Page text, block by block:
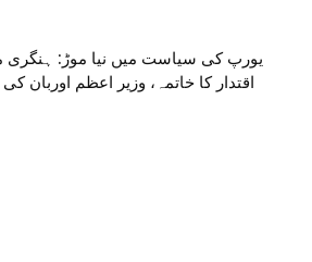
اقتدار کا خاتمہ، وزیر اعظم